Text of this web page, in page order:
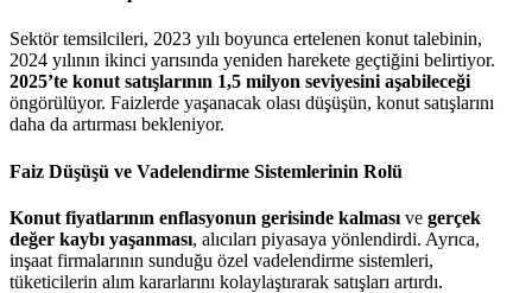
Sektör temsilcileri, 2023 yılı boyunca ertelenen konut talebinin,
2024 yılının ikinci yarısında yeniden harekete geçtiğini belirtiyor.
2025’te konut satışlarının 1,5 milyon seviyesini aşabileceği
öngörülüyor. Faizlerde yaşanacak olası düşüşün, konut satışlarını
daha da artırması bekleniyor.
Faiz Düşüşü ve Vadelendirme Sistemlerinin Rolü
Konut fiyatlarının enflasyonun gerisinde kalması ve gerçek
değer kaybı yaşanması, alıcıları piyasaya yönlendirdi. Ayrıca,
inşaat firmalarının sunduğu özel vadelendirme sistemleri,
tüketicilerin alım kararlarını kolaylaştırarak satışları artırdı.